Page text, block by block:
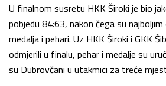
U finalnom susretu HKK Široki je bio
pobjedu 84:63, nakon čega su najboljim
medalja i pehari. Uz HKK Široki i GKK
odmjerili u finalu, pehar i medalje su
su Dubrovčani u utakmici za treće